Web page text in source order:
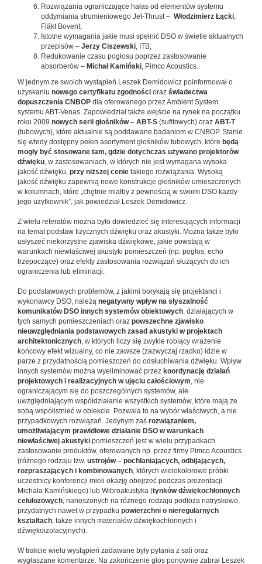
Rozwiązania ograniczające hałas od elementów systemu
oddymiania strumieniowego Jet-Thrust – Włodzimierz Łącki,
Fläkt Bovent;
Istotne wymagania jakie musi spełnić DSO w świetle aktualnych
przepisów – Jerzy Ciszewski, ITB;
Redukowanie czasu pogłosu poprzez zastosowanie
absorberów – Michał Kamiński, Pimco Acoustics.
W jednym ze swoich wystąpień Leszek Demidowicz poinformował o
uzyskaniu nowego certyfikatu zgodności oraz świadectwa
dopuszczenia CNBOP dla oferowanego przez Ambient System
systemu ABT-Venas. Zapowiedział także wejście na rynek na początku
roku 2009 nowych serii głośników – ABT-S (sufitowych) oraz ABT-T
(tubowych), które aktualnie są poddawane badaniom w CNBOP. Stanie
się wtedy dostępny pełen asortyment głośników tubowych, które będą
mogły być stosowane tam, gdzie dotychczas używano projektorów
dźwięku, w zastosowaniach, w których nie jest wymagana wysoka
jakość dźwięku, przy niższej cenie takiego rozwiązania. Wysoką
jakość dźwięku zapewnią nowe konstrukcje głośników umieszczonych
w kolumnach, które „chętnie miałby z pewnością w swoim DSO każdy
jego użytkownik”, jak powiedział Leszek Demidowicz.
Z wielu referatów można było dowiedzieć się interesujących informacji
na temat podstaw fizycznych dźwięku oraz akustyki. Można także było
usłyszeć niekorzystne zjawiska dźwiękowe, jakie powstają w
warunkach niewłaściwej akustyki pomieszczeń (np. pogłos, echo
trzepoczące) oraz efekty zastosowania rozwiązań służących do ich
ograniczenia lub eliminacji.
Do podstawowych problemów, z jakimi borykają się projektanci i
wykonawcy DSO, należą negatywny wpływ na słyszalność
komunikatów DSO innych systemów obiektowych, działających w
tych samych pomieszczeniach oraz powszechne zjawisko
nieuwzględniania podstawowych zasad akustyki w projektach
architektonicznych, w których liczy się zwykle robiący wrażenie
końcowy efekt wizualny, co nie zawsze (zazwyczaj rzadko) idzie w
parze z przydatnością pomieszczeń do odsłuchiwania dźwięku. Wpływ
innych systemów można wyeliminować przez koordynację działań
projektowych i realizacyjnych w ujęciu całościowym, nie
ograniczającym się do poszczególnych systemów, ale
uwzględniającym współdziałanie wszystkich systemów, które mają ze
sobą współistnieć w obiekcie. Pozwala to na wybór właściwych, a nie
przypadkowych rozwiązań. Jedynym zaś rozwiązaniem,
umożliwiającym prawidłowe działanie DSO w warunkach
niewłaściwej akustyki pomieszczeń jest w wielu przypadkach
zastosowanie produktów, oferowanych np. przez firmy Pimco Acoustics
(różnego rodzaju tzw. ustrojów – pochłaniających, odbijających,
rozpraszających i kombinowanych, których wielokolorowe próbki
uczestnicy konferencji mieli okazję obejrzeć podczas prezentacji
Michała Kamińskiego) lub Wibroakustyka (tynków dźwiękochłonnych
celulozowych, nanoszonych na różnego rodzaju podłoża natryskowo,
przydatnych nawet w przypadku powierzchni o nieregularnych
kształtach; także innych materiałów dźwiękochłonnych i
dźwiękoizolacyjnych).
W trakcie wielu wystąpień zadawane były pytania z sali oraz
wygłaszane komentarze. Na zakończenie głos ponownie zabrał Leszek